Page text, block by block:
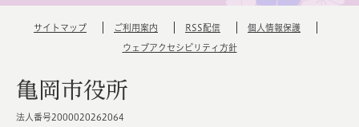
サイトマップ ご利用案内 RSS配信 個人情報保護
ウェブアクセシビリティ方針
亀岡市役所
法人番号2000020262064